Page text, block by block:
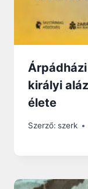
királyi
élete
Szerző: szerk